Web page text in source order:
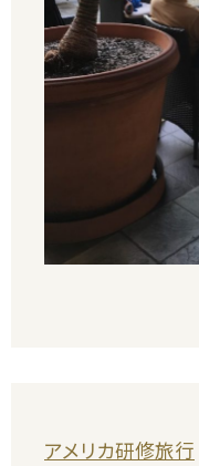
アメリカ研修旅行